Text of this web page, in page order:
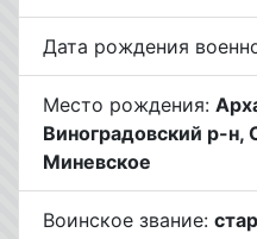
Дата рождения
Место рождения:
Виноградовский р-н,
Миневское
Воинское звание: